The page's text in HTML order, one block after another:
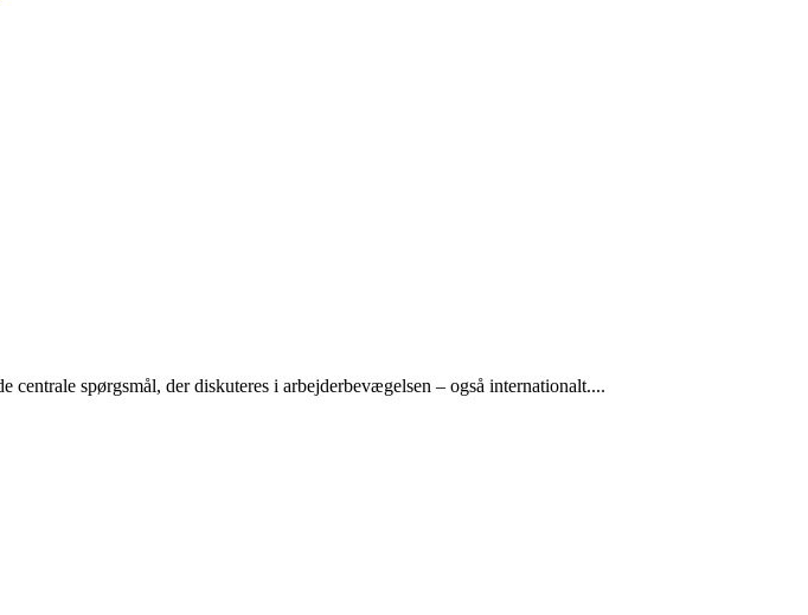
spørgsmål, der diskuteres i arbejderbevægelsen – også internationalt....